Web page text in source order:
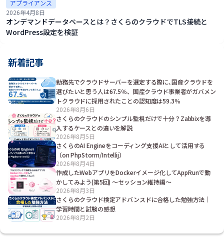
アプライアンス
2026年4月8日
オンデマンドデータベースとは？さくらのクラウドでTLS接続と
WordPress設定を検証
新着記事
勤務先でクラウドサーバーを選定する際に､国産クラウドを
選びたいと思う人は67.5％、国産クラウド事業者がガバメン
トクラウドに採用されたことの認知度は59.3％
2026年8月6日
さくらのクラウドのシンプル監視だけで十分？Zabbixを導
入するケースとの違いを解説
2026年8月5日
さくらのAI Engineをコーディング支援AIとして活用する
（on PhpStorm/Intellij）
2026年8月4日
作成したWebアプリをDockerイメージ化してAppRunで動
かしてみよう(第5回) ～セッション維持編～
2026年8月3日
さくらのクラウド検定アドバンスドに合格した勉強方法｜
学習時間と試験の感想
2026年8月2日